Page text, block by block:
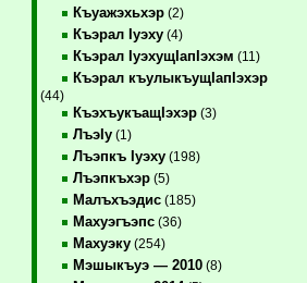
Къуажэхьхэр(2)
Къэрал Iуэху(4)
Къэрал IуэхущIапIэхэм (11)
Къэрал къулыкъущIапIэхэр
(44)
КъэхъукъащIэхэр(3)
ЛъэIу(1)
Лъэпкъ Iуэху(198)
Лъэпкъхэр(5)
Малъхъэдис(185)
Махуэгъэпс(36)
Махуэку(254)
Мэшыкъуэ — 2010(8)